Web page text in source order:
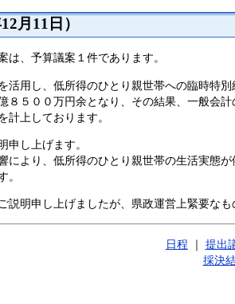
月11日）
、予算議案１件であります。
用し、低所得のひとり親世帯への臨時特
５００万円余となり、その結果、一般会
上しております。
し上げます。
より、低所得のひとり親世帯の生活実態
。
明申し上げましたが、県政運営上緊要な
日程 ｜ 提出
採決